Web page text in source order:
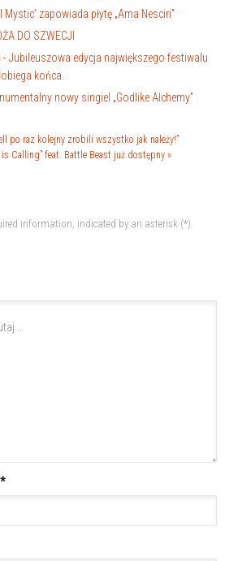
zapowiada płytę „Ama Nesciri”
DO SZWECJI
- Jubileuszowa edycja największego festiwalu
końca.
nowy singiel „Godlike Alchemy”
po raz kolejny zrobili wszystko jak należy!”
Calling” feat. Battle Beast już dostępny »
information, indicated by an asterisk (*).
*